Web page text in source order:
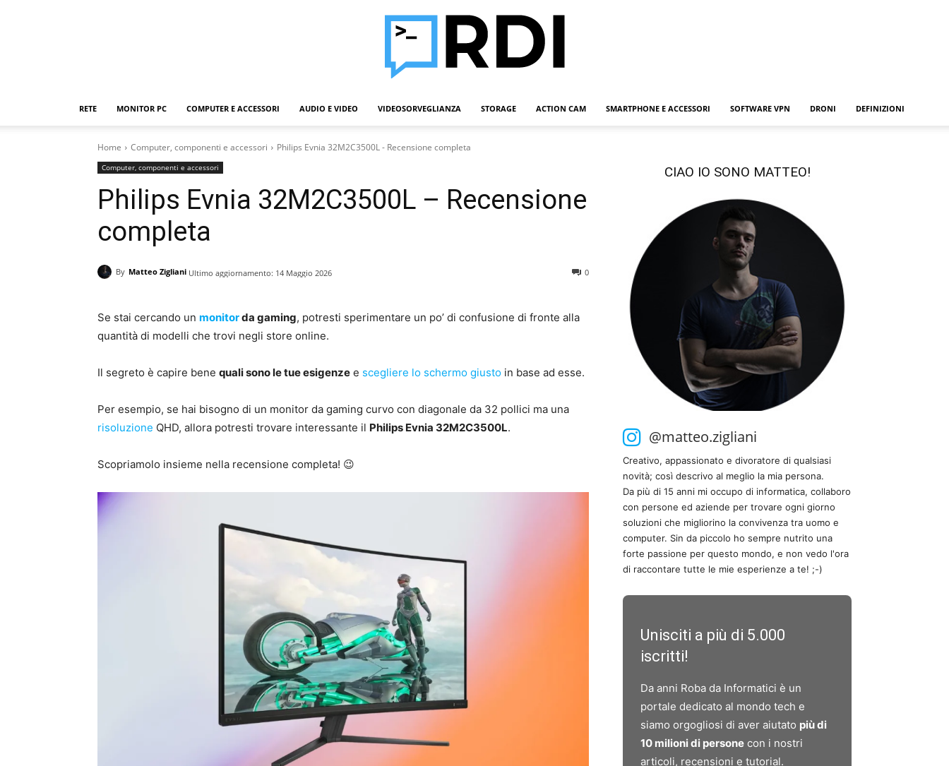
RETE MONITOR PC COMPUTER E ACCESSORI AUDIO E VIDEO VIDEOSORVEGLIANZA STORAGE ACTION CAM SMARTPHONE E ACCESSORI SOFTWARE VPN DRONI DEFINIZIONI
Home Computer, componenti e accessori Philips Evnia 32M2C3500L - Recensione completa
Computer, componenti e accessori
Philips Evnia 32M2C3500L – Recensione
completa
By Matteo Zigliani Ultimo aggiornamento: 14 Maggio 2026 0
Se stai cercando un monitorda gaming, potresti sperimentare un po’ di confusione di fronte alla
quantità di modelli che trovi negli store online.
Il segreto è capire bene quali sono le tue esigenze e scegliere lo schermo giusto in base ad esse.
Per esempio, se hai bisogno di un monitor da gaming curvo con diagonale da 32 pollici ma una
risoluzione QHD, allora potresti trovare interessante il Philips Evnia 32M2C3500L.
Scopriamolo insieme nella recensione completa! 😉
CIAO IO SONO MATTEO!
@matteo.zigliani
Creativo, appassionato e divoratore di qualsiasi
novità; così descrivo al meglio la mia persona.
Da più di 15 anni mi occupo di informatica, collaboro
con persone ed aziende per trovare ogni giorno
soluzioni che migliorino la convivenza tra uomo e
computer. Sin da piccolo ho sempre nutrito una
forte passione per questo mondo, e non vedo l'ora
di raccontare tutte le mie esperienze a te! ;-)
Unisciti a più di 5.000
iscritti!
Da anni Roba da Informatici è un
portale dedicato al mondo tech e
siamo orgogliosi di aver aiutato più di
10 milioni di persone con i nostri
articoli, recensioni e tutorial.